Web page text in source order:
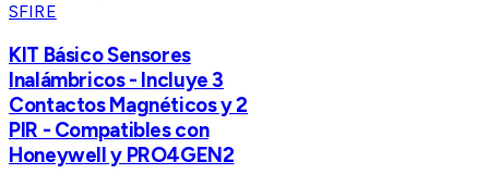
SFIRE
KIT Básico Sensores
Inalámbricos - Incluye 3
Contactos Magnéticos y 2
PIR - Compatibles con
Honeywell y PRO4GEN2